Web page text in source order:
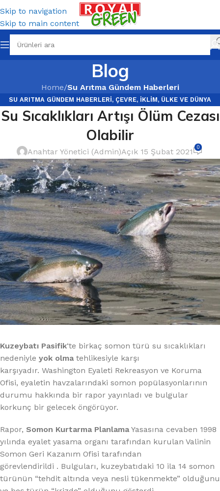
Skip to navigation
Skip to main content
Blog
Home/Su Arıtma Gündem Haberleri
SU ARITMA GÜNDEM HABERLERI, ÇEVRE, İKLIM, ÜLKE VE DÜNYA
GÜNDEMI
Su Sıcaklıkları Artışı Ölüm Cezası
Olabilir
Anahtar Yönetici (Admin)Açık 15 Şubat 2021 0
Kuzeybatı Pasifik‘te birkaç somon türü su sıcaklıkları
nedeniyle yok olma tehlikesiyle karşı
karşıyadır. Washington Eyaleti Rekreasyon ve Koruma
Ofisi, eyaletin havzalarındaki somon popülasyonlarının
durumu hakkında bir rapor yayınladı ve bulgular
korkunç bir gelecek öngörüyor.
Rapor, Somon Kurtarma Planlama Yasasına cevaben 1998
yılında eyalet yasama organı tarafından kurulan Valinin
Somon Geri Kazanım Ofisi tarafından
görevlendirildi . Bulguları, kuzeybatıdaki 10 ila 14 somon
türünün “tehdit altında veya nesli tükenmekte” olduğunu